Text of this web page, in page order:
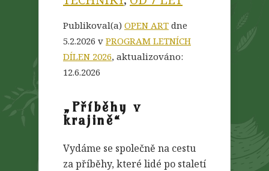
Publikoval(a) OPEN ART dne
5.2.2026 v PROGRAM LETNÍCH
DÍLEN 2026, aktualizováno:
12.6.2026
„Příběhy v
krajině“
Vydáme se společně na cestu
za příběhy, které lidé po staletí